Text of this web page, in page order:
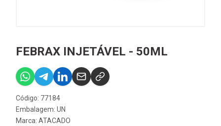
FEBRAX INJETÁVEL - 50ML
Código: 77184
Embalagem: UN
Marca: ATACADO